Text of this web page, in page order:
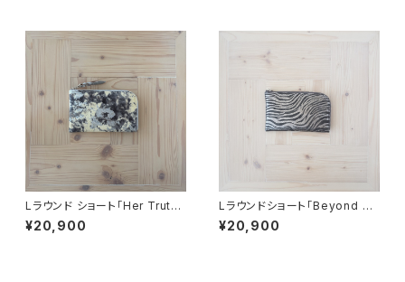
Lラウンド ショート「Her Truth」
ブラック
¥20,900
Lラウンドショート「Beyond he
r 」ブラック×グレー
¥20,900